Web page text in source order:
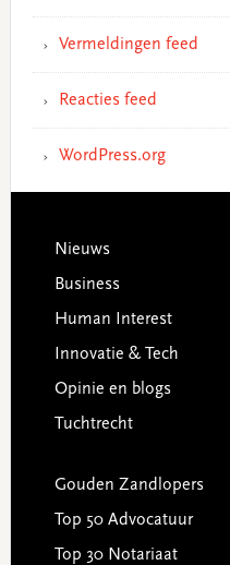
Vermeldingen feed
Reacties feed
WordPress.org
Footer
Nieuws
Business
Human Interest
Innovatie & Tech
Opinie en blogs
Tuchtrecht
Gouden Zandlopers
Top 50 Advocatuur
Top 30 Notariaat